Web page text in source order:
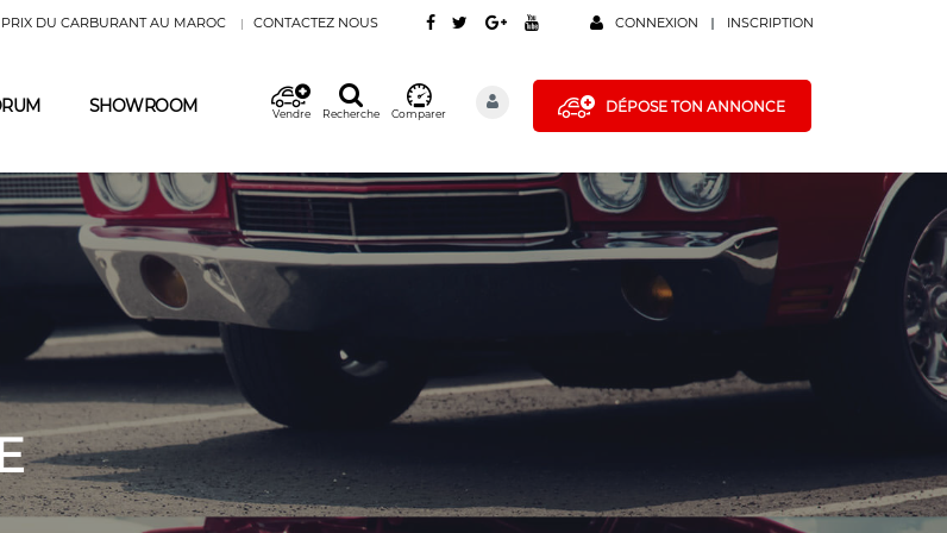
CONNEXION INSCRIPTION
PRIX DU CARBURANT AU MAROC CONTACTEZ NOUS
DÉPOSE TON ANNONCE
Comparer
Recherche
Vendre
SHOWROOM